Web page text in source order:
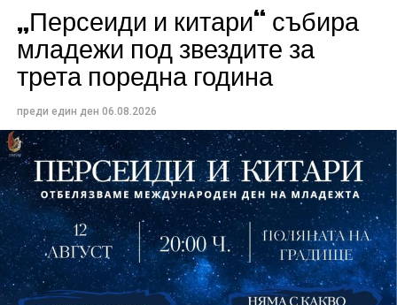
Всички събития ще се проведат в парк „Максим
Райкович“, срещу часовниковата кула, с вход
свободен. Програмата ще започне на 12 август с
изпълнители GoGo, Toria, ZoV & Vakavliev.
„Персеиди и китари“ събира
младежи под звездите за
трета поредна година
преди един ден 06.08.2026